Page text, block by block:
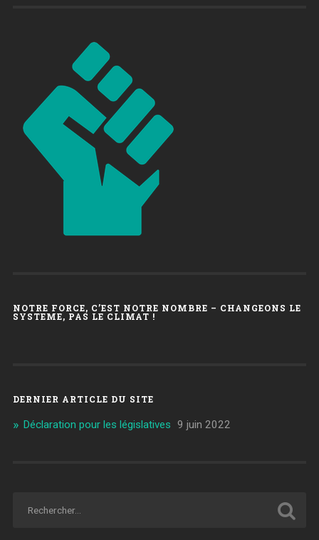
NOTRE FORCE, C’EST NOTRE NOMBRE – CHANGEONS LE
SYSTEME, PAS LE CLIMAT !
DERNIER ARTICLE DU SITE
Déclaration pour les législatives 9 juin 2022